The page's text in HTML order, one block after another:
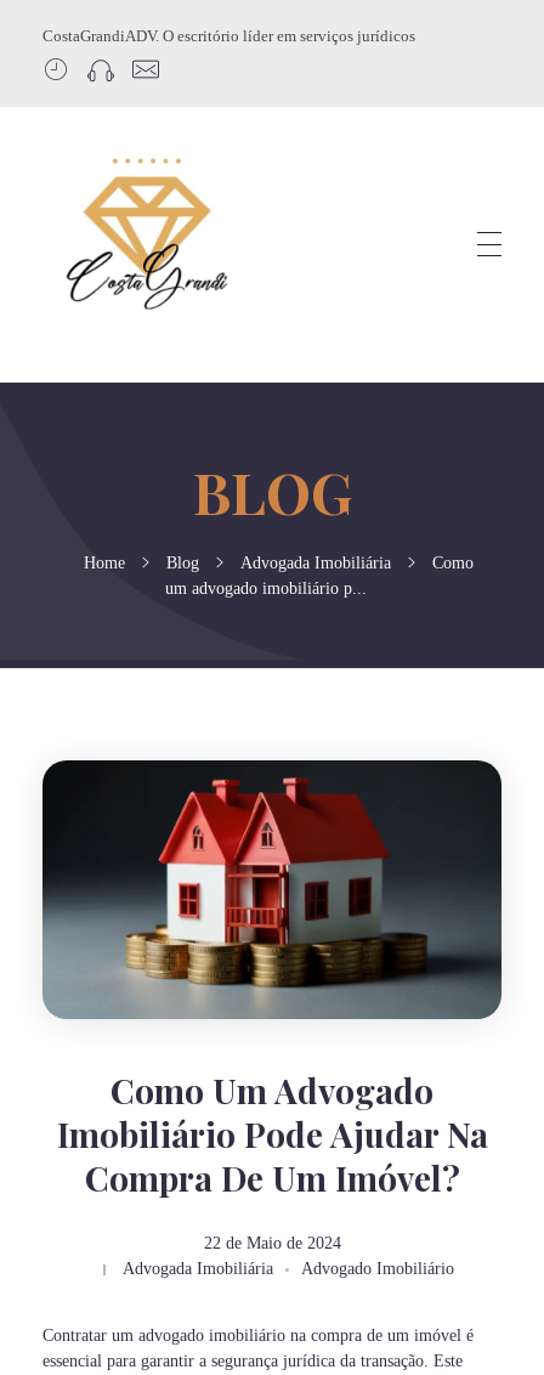
CostaGrandiADV. O escritório líder em serviços jurídicos
Home Blog Advogada Imobiliária
Como
um advogado imobiliário p...
Como Um Advogado
Imobiliário Pode Ajudar Na
Compra De Um Imóvel?
22 de Maio de 2024
Advogada Imobiliária
Advogado Imobiliário
Contratar um advogado imobiliário na compra de um imóvel é
essencial para garantir a segurança jurídica da transação. Este